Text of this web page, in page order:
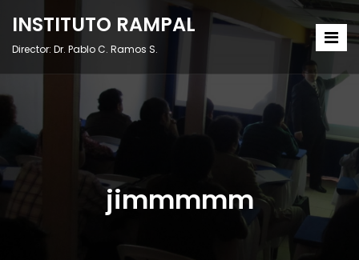
INSTITUTO RAMPAL
Director: Dr. Pablo C. Ramos S.
jimmmmm